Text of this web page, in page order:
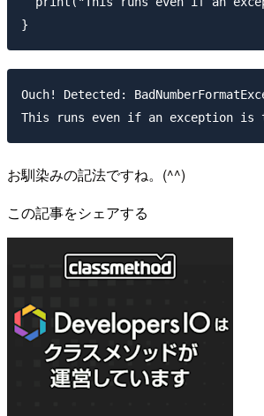
Ouch! Detected:
お馴染みの記法ですね。(^^)
この記事をシェアする